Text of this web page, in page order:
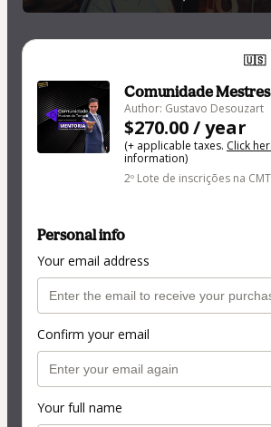
🇺🇸
Comunidade
Author: Gustavo Desouzart
$270.00 / year
(+ applicable taxes. Click
information)
2º Lote de inscrições na CMT
Personal info
Your email address
Confirm your email
Your full name